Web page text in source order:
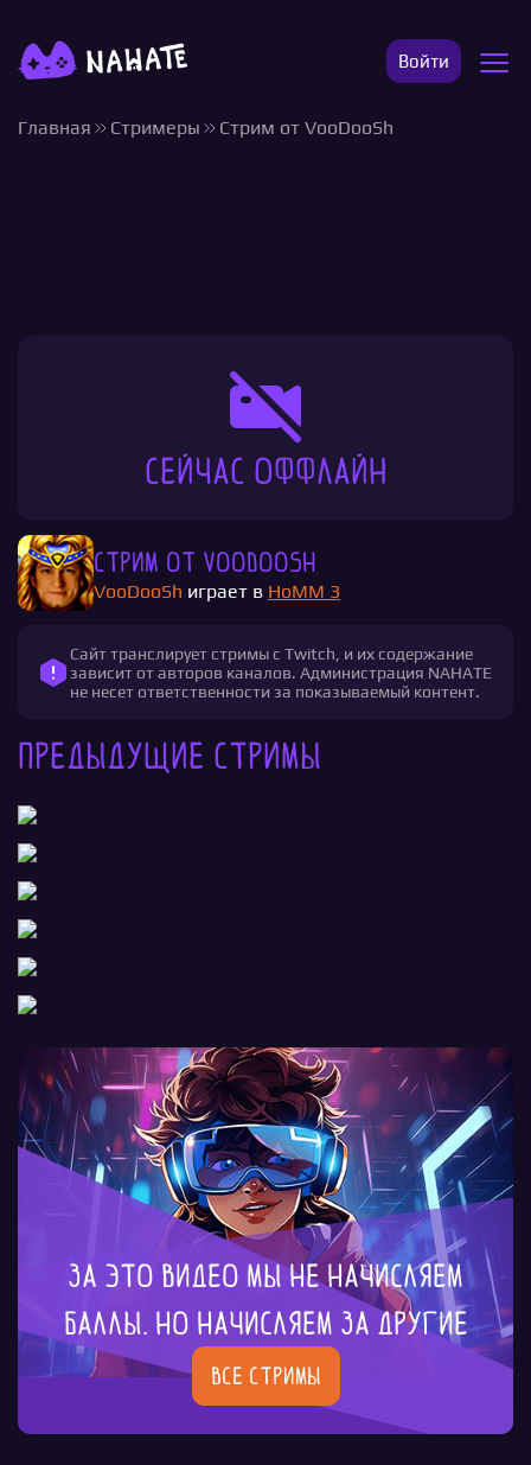
Войти
Главная Стримеры Стрим от VooDooSh
Стрим от VooDooSh
VooDooSh играет в HoMM 3
Сайт транслирует стримы с Twitch, и их содержание
зависит от авторов каналов. Администрация NAHATE
не несет ответственности за показываемый контент.
Сейчас оффлайн
Предыдущие стримы
За это видео мы не начисляем
баллы. Но начисляем за другие
Все стримы